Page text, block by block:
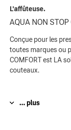
L'affûteuse.
AQUA NON
Conçue pour les
toutes marques ou
COMFORT est LA
couteaux.
... plus